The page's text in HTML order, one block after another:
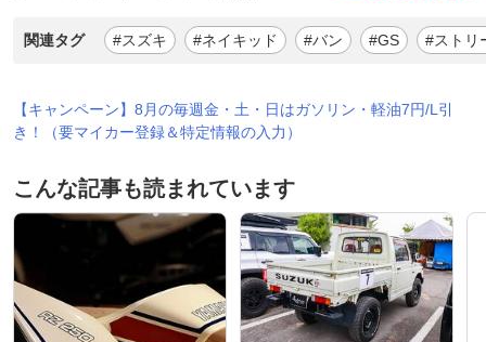
関連タグ #スズキ #ネイキッド #バン #GS #ストリ
【キャンペーン】8月の毎週金・土・日はガソリン・軽油7円/L引
き！（要マイカー登録＆特定情報の入力）
こんな記事も読まれています